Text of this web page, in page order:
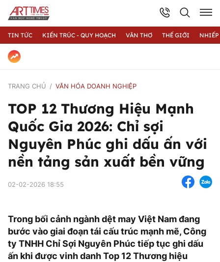
TIN TỨC KIẾN TRÚC - QUY HOẠCH VĂN THƠ THẾ GIỚI
TRANG CHỦ VĂN HÓA DOANH NGHIỆP
TOP 12 Thương Hiệu Mạnh
Quốc Gia 2026: Chỉ sợi
Nguyên Phúc ghi dấu ấn với
nền tảng sản xuất bền vững
02-02-2026 18:55
Trong bối cảnh ngành dệt may Việt Nam đang
bước vào giai đoạn tái cấu trúc mạnh mẽ, Công
ty TNHH Chỉ Sợi Nguyên Phúc tiếp tục ghi dấu
ấn khi được vinh danh Top 12 Thương hiệu